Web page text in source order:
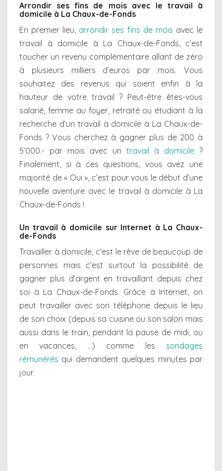
Arrondir ses fins de mois avec le travail à
domicile à La Chaux-de-Fonds
En premier lieu, arrondir ses fins de mois avec le
travail à domicile à La Chaux-de-Fonds, c’est
toucher un revenu complémentaire allant de zéro
à plusieurs milliers d’euros par mois. Vous
souhaitez des revenus qui soient enfin à la
hauteur de votre travail ? Peut-être êtes-vous
salarié, femme au foyer, retraité ou étudiant à la
recherche d’un travail à domicile à La Chaux-de-
Fonds ? Vous cherchez à gagner plus de 200 à
5’000.- par mois avec un travail à domicile ?
Finalement, si à ces questions, vous avez une
majorité de « Oui », c’est pour vous le début d’une
nouvelle aventure avec le travail à domicile à La
Chaux-de-Fonds !
Un travail à domicile sur Internet à La Chaux-
de-Fonds
Travailler à domicile, c’est le rêve de beaucoup de
personnes mais c’est surtout la possibilité de
gagner plus d’argent en travaillant depuis chez
soi à La Chaux-de-Fonds. Grâce à Internet, on
peut travailler avec son téléphone depuis le lieu
de son choix (depuis sa cuisine ou son salon mais
aussi dans le train, pendant la pause de midi, ou
en vacances, …) comme les sondages
rémunérés qui demandent quelques minutes par
jour.